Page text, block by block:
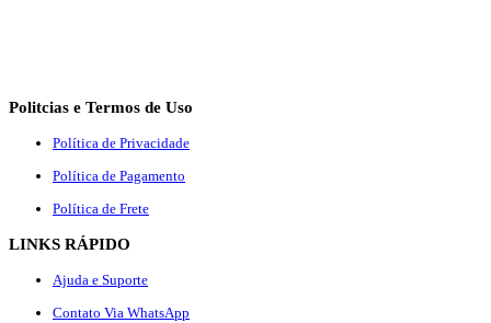
Politcias e Termos de Uso
Política de Privacidade
Política de Pagamento
Política de Frete
LINKS RÁPIDO
Ajuda e Suporte
Contato Via WhatsApp